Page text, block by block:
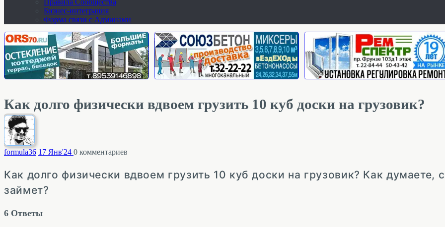
Бизнес-интеграция
Форма связи с Админами
Как долго физически вдвоем грузить 10 куб доски на грузовик?
formula36 17 Янв'24 0 комментариев
Как долго физически вдвоем грузить 10 куб доски на грузовик? Как думаете,
займет?
6 Ответы